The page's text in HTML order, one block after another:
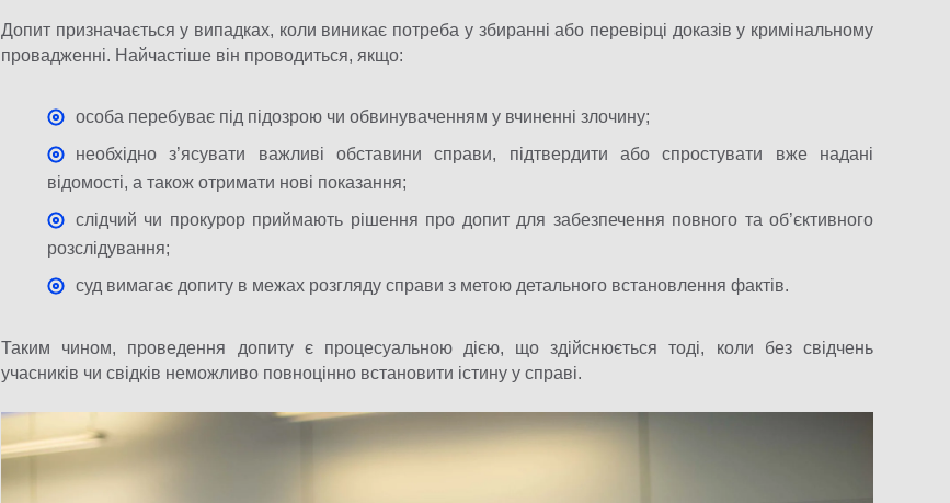
Допит призначається у випадках, коли виникає потреба у збиранні або перевірці доказів у кримінальному
провадженні. Найчастіше він проводиться, якщо:
особа перебуває під підозрою чи обвинуваченням у вчиненні злочину;
необхідно з’ясувати важливі обставини справи, підтвердити або спростувати вже надані
відомості, а також отримати нові показання;
слідчий чи прокурор приймають рішення про допит для забезпечення повного та об’єктивного
розслідування;
суд вимагає допиту в межах розгляду справи з метою детального встановлення фактів.
Таким чином, проведення допиту є процесуальною дією, що здійснюється тоді, коли без свідчень
учасників чи свідків неможливо повноцінно встановити істину у справі.